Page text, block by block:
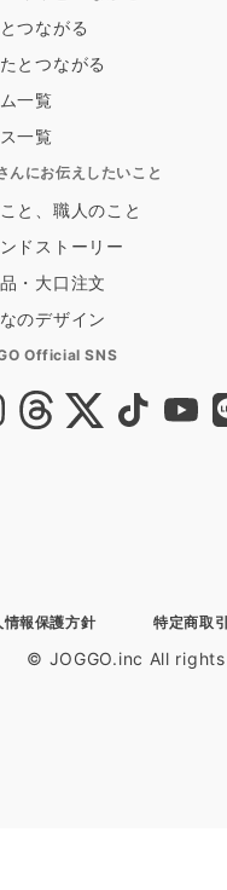
つながる
とつながる
一覧
一覧
んにお伝えしたいこと
と、職人のこと
ドストーリー
・大口注文
のデザイン
Official SNS
情報保護方針 特定商取
© JOGGO.inc All